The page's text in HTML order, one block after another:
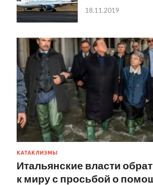
18.11.2019
КАТАКЛИЗМЫ
Итальянские власти
к миру с просьбой о